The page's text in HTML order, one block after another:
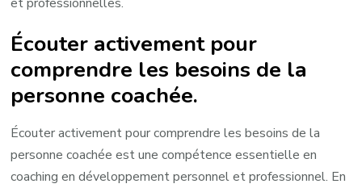
Écouter activement pour
comprendre les besoins de la
personne coachée.
Écouter activement pour comprendre les besoins de la
personne coachée est une compétence essentielle en
coaching en développement personnel et professionnel. En